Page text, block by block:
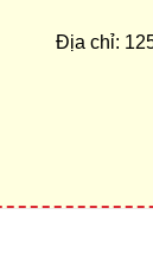
Địa chỉ: